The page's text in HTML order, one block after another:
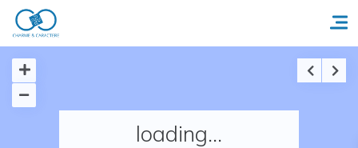
Accueil
loading...